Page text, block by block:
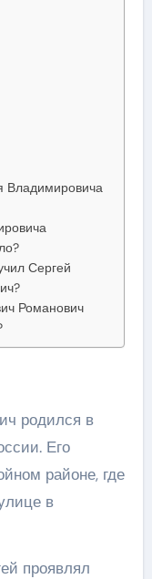
Владимировича
Сергей
Романович
родился в
Его
районе, где
в
проявлял